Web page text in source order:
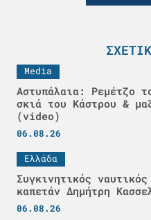
Media
Αστυπάλαια: Ρεμέτζο
σκιά του Κάστρου &
(video)
06.08.26
Ελλάδα
Συγκινητικός
καπετάν Δημήτρη
06.08.26